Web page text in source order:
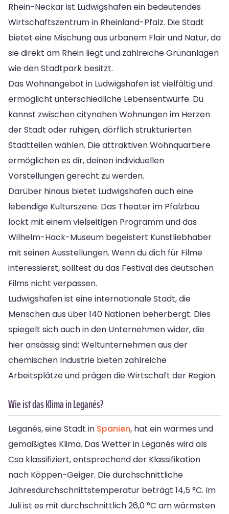
Rhein-Neckar ist Ludwigshafen ein bedeutendes
Wirtschaftszentrum in Rheinland-Pfalz. Die Stadt
bietet eine Mischung aus urbanem Flair und Natur, da
sie direkt am Rhein liegt und zahlreiche Grünanlagen
wie den Stadtpark besitzt.
Das Wohnangebot in Ludwigshafen ist vielfältig und
ermöglicht unterschiedliche Lebensentwürfe. Du
kannst zwischen citynahen Wohnungen im Herzen
der Stadt oder ruhigen, dörflich strukturierten
Stadtteilen wählen. Die attraktiven Wohnquartiere
ermöglichen es dir, deinen individuellen
Vorstellungen gerecht zu werden.
Darüber hinaus bietet Ludwigshafen auch eine
lebendige Kulturszene. Das Theater im Pfalzbau
lockt mit einem vielseitigen Programm und das
Wilhelm-Hack-Museum begeistert Kunstliebhaber
mit seinen Ausstellungen. Wenn du dich für Filme
interessierst, solltest du das Festival des deutschen
Films nicht verpassen.
Ludwigshafen ist eine internationale Stadt, die
Menschen aus über 140 Nationen beherbergt. Dies
spiegelt sich auch in den Unternehmen wider, die
hier ansässig sind: Weltunternehmen aus der
chemischen Industrie bieten zahlreiche
Arbeitsplätze und prägen die Wirtschaft der Region.
Wie ist das Klima in Leganés?
Leganés, eine Stadt in Spanien, hat ein warmes und
gemäßigtes Klima. Das Wetter in Leganés wird als
Csa klassifiziert, entsprechend der Klassifikation
nach Köppen-Geiger. Die durchschnittliche
Jahresdurchschnittstemperatur beträgt 14,5 °C. Im
Juli ist es mit durchschnittlich 26,0 °C am wärmsten